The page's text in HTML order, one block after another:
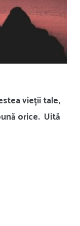
vieții tale,
orice. Uită